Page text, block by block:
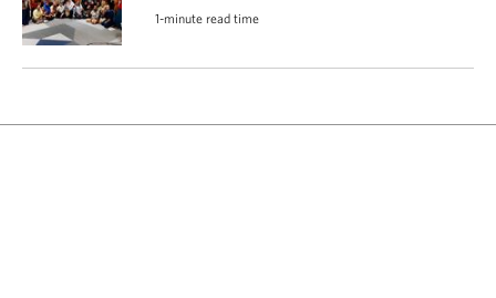
1-minute read time